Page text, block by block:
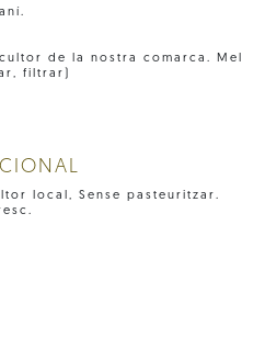
de la nostra comarca. Mel
filtrar)
local, Sense pasteuritzar.